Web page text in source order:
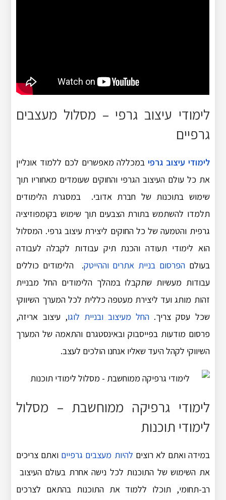
לימודי עיצוב גרפי – מסלול מעצבים
גרפיים
לימודי עיצוב גרפיבמכללה מאפשרים לכם ללמוד אונליין
את כל עולם העיצוב הגרפי והחוקים שעומדים מאחוריו תוך
שימוש בתוכנות של חברת אדובי. במסגרת הלימודים
תלמדו להשתמש בתורת הצבעים תוך שימוש בקומפוזיציה
גרפית והטמעה של כל החוקים ליצירת עיצוב גרפי. המסלול
הוא לימודי תעודה והכנת תיק עבודות לקבלה לעבודה
בעולםהפרסום בניית אתרים וההייטק. הלימודים כוללים
עבודות מעשיות שתקבלו במהלך הלימודים החל מבניית
זהות מותג ועד ליצירת מעטפה כללית לכל המערך השיווקי
שכל עסק צריך. החל מעיצוב ובניית לוגו, עיצוב אריזה,
פרסום מודעות בפייסבוק ובאינסטגרם והתאמה של המערך
השיווקי לקהל היעד שאליו אנחנו הולכים לעצב.
לימודי גרפיקה ממוחשבת – מסלול
לימודי תוכנות
במידה ואתם לא רוצים להיות מעצבים גרפיים ואתם צריכים
את השימוש של התוכנות לכל נישה אחרת בעולם העיצוב
רב-תחומי, תוכלו ללמוד את התוכנות בהתאם לצרכים